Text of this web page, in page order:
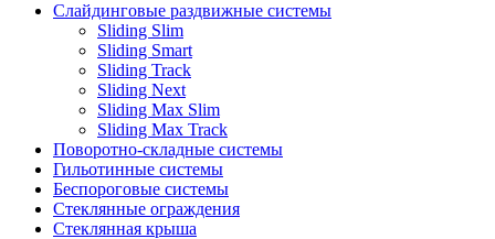
Слайдинговые раздвижные системы
Sliding Slim
Sliding Smart
Sliding Track
Sliding Next
Sliding Max Slim
Sliding Max Track
Поворотно-складные системы
Гильотинные системы
Беспороговые системы
Стеклянные ограждения
Стеклянная крыша